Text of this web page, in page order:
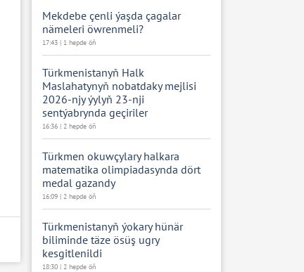
Mekdebe çenli ýaşda çagalar
nämeleri öwrenmeli?
17:43 | 1 hepde öň
Türkmenistanyň Halk
Maslahatynyň nobatdaky mejlisi
2026-njy ýylyň 23-nji
sentýabrynda geçiriler
16:36 | 2 hepde öň
Türkmen okuwçylary halkara
matematika olimpiadasynda dört
medal gazandy
16:09 | 2 hepde öň
Türkmenistanyň ýokary hünär
biliminde täze ösüş ugry
kesgitlenildi
18:30 | 2 hepde öň